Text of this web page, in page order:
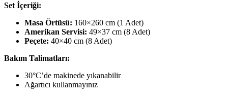
Set İçeriği:
Masa Örtüsü: 160×260 cm (1 Adet)
Amerikan Servisi: 49×37 cm (8 Adet)
Peçete: 40×40 cm (8 Adet)
Bakım Talimatları:
30°C’de makinede yıkanabilir
Ağartıcı kullanmayınız